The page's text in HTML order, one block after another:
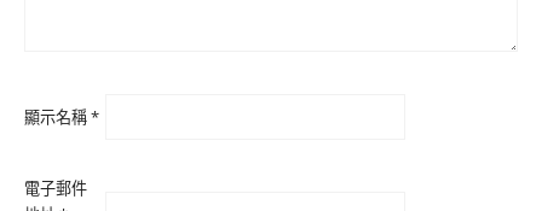
顯示名稱*
電子郵件